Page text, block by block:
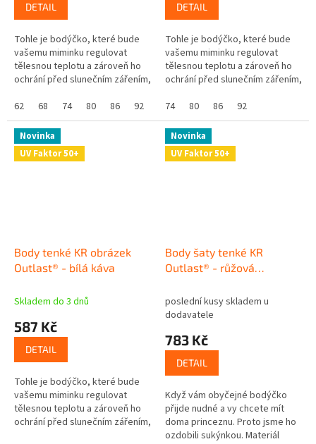
DETAIL
Tohle je bodýčko, které bude
vašemu miminku regulovat
tělesnou teplotu a zároveň ho
ochrání před slunečním zářením,
UPF 50+. Skvělé že? Navíc se...
62 68 74 80 86 92
DETAIL
Tohle je bodýčko, které bude
vašemu miminku regulovat
tělesnou teplotu a zároveň ho
ochrání před slunečním zářením,
UPF 50+. Skvělé že? Navíc se...
74 80 86 92
Novinka
UV Faktor 50+
Body tenké KR obrázek
Outlast® - bílá káva
Skladem do 3 dnů
587 Kč
DETAIL
Tohle je bodýčko, které bude
vašemu miminku regulovat
tělesnou teplotu a zároveň ho
ochrání před slunečním zářením,
Novinka
UV Faktor 50+
Body šaty tenké KR
Outlast® - růžová
poslední kusy skladem u
dodavatele
783 Kč
DETAIL
Když vám obyčejné bodýčko
přijde nudné a vy chcete mít
doma princeznu. Proto jsme ho
ozdobili sukýnkou. Materiál